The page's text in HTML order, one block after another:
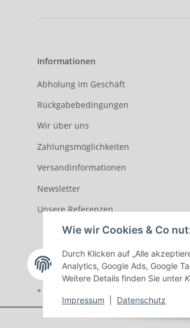
Informationen
Abholung im Geschäft
Rückgabebedingungen
Wir über uns
Zahlungsmöglichkeiten
Versandinformationen
Newsletter
Unsere Referenzen
* Alle Preise inkl. gesetzlicher USt., zzgl.
Wie wir Cookies & Co
Durch Klicken auf „Alle
Analytics, Google Ads, Google
Weitere Details finden Sie unter
Impressum Datenschutz